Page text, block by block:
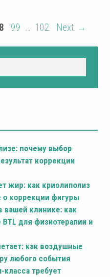
99 … 102 Next →
почему выбор
коррекции
жир: как криолиполиз
о коррекции фигуры
вашей клинике: как
для физиотерапии и
как воздушные
любого события
класса требует